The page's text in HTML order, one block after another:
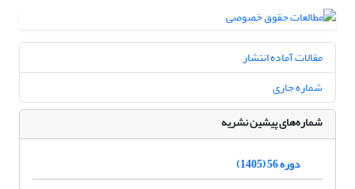
مقالات آماده انتشار
شماره جاری
شماره‌های پیشین نشریه
دوره 56 (1405)